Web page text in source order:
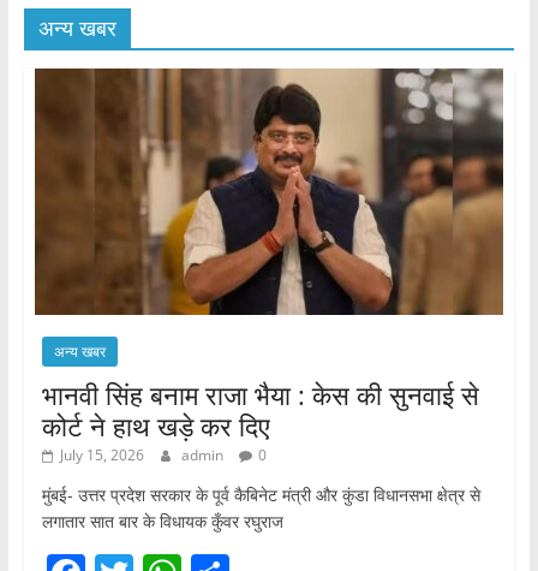
अन्य खबर
अन्य खबर
भानवी सिंह बनाम राजा भैया : केस की सुनवाई से
कोर्ट ने हाथ खड़े कर दिए
July 15, 2026 admin 0
मुंबई- उत्तर प्रदेश सरकार के पूर्व कैबिनेट मंत्री और कुंडा विधानसभा क्षेत्र से
लगातार सात बार के विधायक कुँवर रघुराज